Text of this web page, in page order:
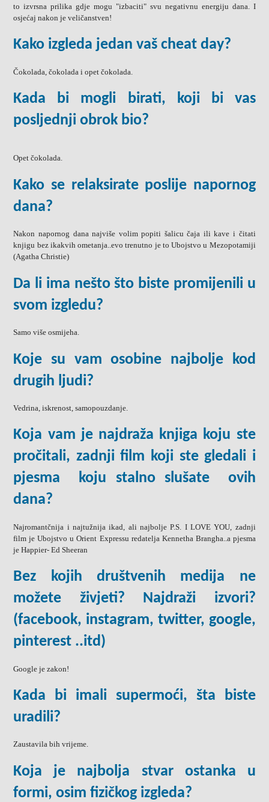
to izvrsna prilika gdje mogu "izbaciti" svu negativnu energiju dana. I
osjećaj nakon je veličanstven!
Kako izgleda jedan vaš cheat day?
Čokolada, čokolada i opet čokolada.
Kada bi mogli birati, koji bi vas
posljednji obrok bio?
Opet čokolada.
Kako se relaksirate poslije napornog
dana?
Nakon napornog dana najviše volim popiti šalicu čaja ili kave i čitati
knjigu bez ikakvih ometanja..evo trenutno je to Ubojstvo u Mezopotamiji
(Agatha Christie)
Da li ima nešto što biste promijenili u
svom izgledu?
Samo više osmijeha.
Koje su vam osobine najbolje kod
drugih ljudi?
Vedrina, iskrenost, samopouzdanje.
Koja vam je najdraža knjiga koju ste
pročitali, zadnji film koji ste gledali i
pjesma koju stalno slušate ovih
dana?
Najromantčnija i najtužnija ikad, ali najbolje P.S. I LOVE YOU, zadnji
film je Ubojstvo u Orient Expressu redatelja Kennetha Brangha..a pjesma
je Happier- Ed Sheeran
Bez kojih društvenih medija ne
možete živjeti? Najdraži izvori?
(facebook, instagram, twitter, google,
pinterest ..itd)
Google je zakon!
Kada bi imali supermoći, šta biste
uradili?
Zaustavila bih vrijeme.
Koja je najbolja stvar ostanka u
formi, osim fizičkog izgleda?